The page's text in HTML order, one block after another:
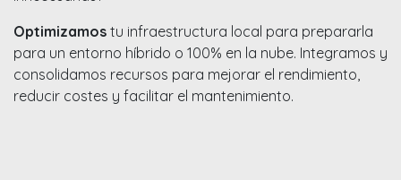
Optimizamos tu infraestructura local para prepararla
para un entorno híbrido o 100% en la nube. Integramos y
consolidamos recursos para mejorar el rendimiento,
reducir costes y facilitar el mantenimiento.